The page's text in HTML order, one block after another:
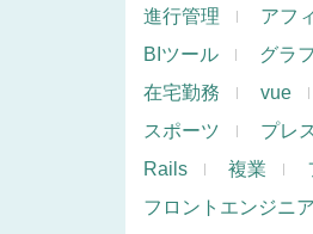
進行管理
アフ
BIツール
グラ
在宅勤務
vue
スポーツ
プレ
Rails
複業
フロントエンジニア